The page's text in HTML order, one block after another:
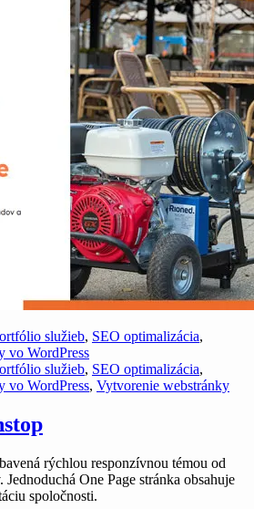
služieb, SEO optimalizácia,
vo WordPress
služieb, SEO optimalizácia,
vo WordPress, Vytvorenie webstránky
rýchlou responzívnou témou od
One Page stránka obsahuje
spoločnosti.